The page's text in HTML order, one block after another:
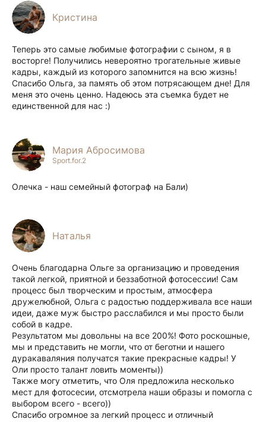
Кристина
Теперь это самые любимые фотографии с сыном, я в
восторге! Получились невероятно трогательные живые
кадры, каждый из которого запомнится на всю жизнь!
Спасибо Ольга, за память об этом потрясающем дне! Для
меня это очень ценно. Надеюсь эта съемка будет не
единственной для нас :)
Мария Абросимова
Sport.for.2
Олечка - наш семейный фотограф на Бали)
Наталья
Очень благодарна Ольге за организацию и проведения
такой легкой, приятной и беззаботной фотосессии! Сам
процесс был творческим и простым, атмосфера
дружелюбной, Ольга с радостью поддерживала все наши
идеи, даже муж быстро расслабился и мы просто были
собой в кадре.
Результатом мы довольны на все 200%! Фото роскошные,
мы и представить не могли, что от беготни и нашего
дуракаваляния получатся такие прекрасные кадры! У
Оли просто талант ловить моменты))
Также могу отметить, что Оля предложила несколько
мест для фотосесии, отсмотрела наши образы и помогла с
выбором всего - всего))
Спасибо огромное за легкий процесс и отличный